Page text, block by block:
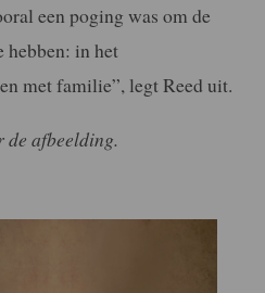
een poging was om de
hebben: in het
met familie”, legt Reed uit.
de afbeelding.